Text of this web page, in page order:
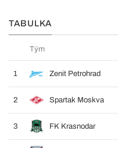
TABULKA
Tým
1 Zenit Petrohrad
2 Spartak Moskva
3 FK Krasnodar